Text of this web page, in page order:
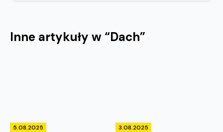
Inne artykuły w “Dach”
5.08.2025 3.08.2025